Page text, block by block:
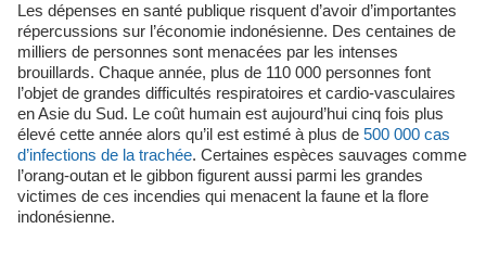
Les dépenses en santé publique risquent d’avoir d’importantes
répercussions sur l’économie indonésienne. Des centaines de
milliers de personnes sont menacées par les intenses
brouillards. Chaque année, plus de 110 000 personnes font
l’objet de grandes difficultés respiratoires et cardio-vasculaires
en Asie du Sud. Le coût humain est aujourd’hui cinq fois plus
élevé cette année alors qu’il est estimé à plus de 500 000 cas
d’infections de la trachée. Certaines espèces sauvages comme
l’orang-outan et le gibbon figurent aussi parmi les grandes
victimes de ces incendies qui menacent la faune et la flore
indonésienne.